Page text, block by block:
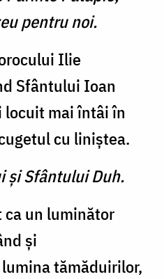
pentru noi.
Ilie
Sfântului Ioan
mai întâi în
cu liniştea.
şi Sfântului Duh.
un luminător
şi
tămăduirilor,